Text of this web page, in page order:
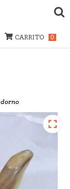
CARRITO 0